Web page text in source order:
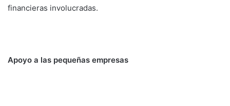
financieras involucradas.
Apoyo a las pequeñas empresas